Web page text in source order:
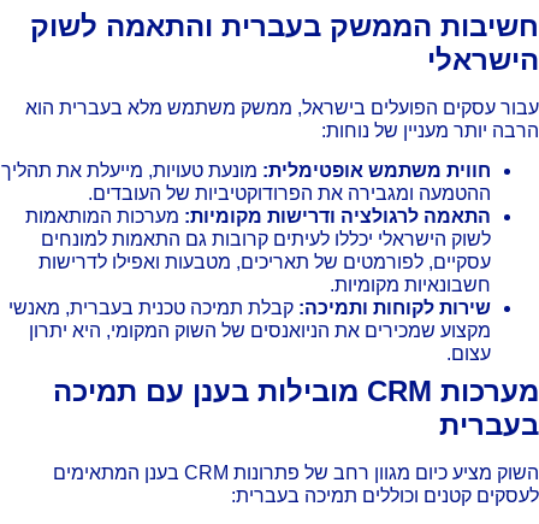
הממשק בעברית והתאמה לשוק
עסקים הפועלים בישראל, ממשק משתמש מלא בעברית הוא
יותר מעניין של נוחות:
חווית משתמש אופטימלית:מונעת טעויות, מייעלת את תהליך
ההטמעה ומגבירה את הפרודוקטיביות של העובדים.
התאמה לרגולציה ודרישות מקומיות:מערכות המותאמות
לשוק הישראלי יכללו לעיתים קרובות גם התאמות למונחים
עסקיים, לפורמטים של תאריכים, מטבעות ואפילו לדרישות
חשבונאיות מקומיות.
שירות לקוחות ותמיכה:קבלת תמיכה טכנית בעברית, מאנשי
מקצוע שמכירים את הניואנסים של השוק המקומי, היא יתרון
עצום.
מערכות CRM מובילות בענן עם תמיכה
השוק מציע כיום מגוון רחב של פתרונות CRM בענן המתאימים
קטנים וכוללים תמיכה בעברית: